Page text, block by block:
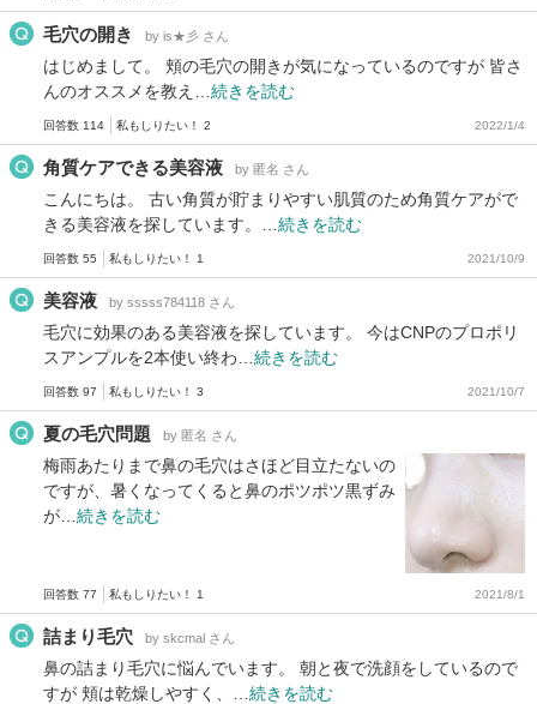
毛穴の開き by is★彡 さん
はじめまして。 頬の毛穴の開きが気になっているのですが 皆さ
んのオススメを教え… 続きを読む
回答数 114 私もしりたい！ 2 2022/1/4
角質ケアできる美容液 by 匿名 さん
こんにちは。 古い角質が貯まりやすい肌質のため角質ケアがで
きる美容液を探しています。… 続きを読む
回答数 55 私もしりたい！ 1 2021/10/9
美容液 by sssss784118 さん
毛穴に効果のある美容液を探しています。 今はCNPのプロポリ
スアンプルを2本使い終わ… 続きを読む
回答数 97 私もしりたい！ 3 2021/10/7
夏の毛穴問題 by 匿名 さん
梅雨あたりまで鼻の毛穴はさほど目立たないの
ですが、暑くなってくると鼻のポツポツ黒ずみ
が… 続きを読む
回答数 77 私もしりたい！ 1 2021/8/1
詰まり毛穴 by skcmal さん
鼻の詰まり毛穴に悩んでいます。 朝と夜で洗顔をしているので
すが 頬は乾燥しやすく、… 続きを読む